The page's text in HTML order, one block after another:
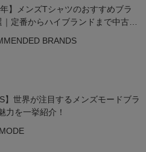
年】メンズTシャツのおすすめブラ
｜定番からハイブランドまで中古で
BRANDS
】世界が注目するメンズモードブラ
力を一挙紹介！